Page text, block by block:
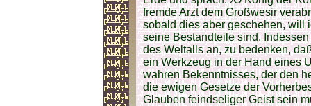
fremde Arzt dem Großwesir
sobald dies aber geschehen, will
seine Bestandteile sind.
des Weltalls an, zu bedenken,
ein Werkzeug in der Hand eines
wahren Bekenntnisses, der den
die ewigen Gesetze der
Glauben feindseliger Geist sein